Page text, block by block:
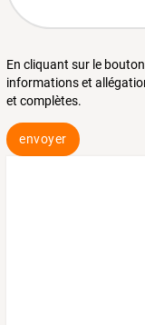
En cliquant sur le
informations et
et complètes.
envoyer